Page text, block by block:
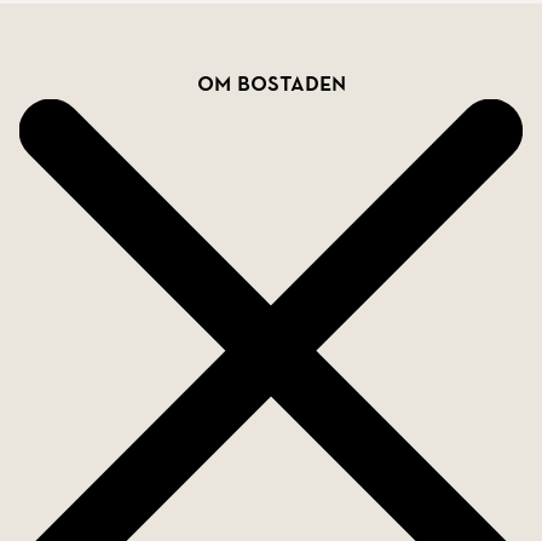
Varmt välkomna att göra en intresseanmälan via
mäklarens hemsida!
Följ oss gärna på Instagram på
Skandiamaklarna_kristianstad. Där får ni full
uppdatering på både aktuella och framtida
Om bostaden